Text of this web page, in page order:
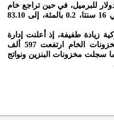
سنتا، 0.2 بالمئة، إلى 87.14 دولار للبرميل، في حين تراجع خام
غرب تكساس الوسيط الأميركي 16 سنتا، 0.2 بالمئة، إلى 83.10
زيادة طفيفة، إذ أعلنت إدارة
معلومات الطاقة أمس، أن مخزونات الخام ارتفعت 597 ألف
سجلت مخزونات البنزين ونواتج